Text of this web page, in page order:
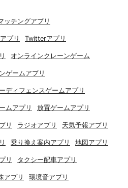
ッチングアプリ
プリ Twitterアプリ
オンラインクレーンゲーム
ゲームアプリ
ディフェンスゲームアプリ
ムアプリ 放置ゲームアプリ
リ ラジオアプリ 天気予報アプリ
乗り換え案内アプリ 地図アプリ
リ タクシー配車アプリ
アプリ 環境音アプリ